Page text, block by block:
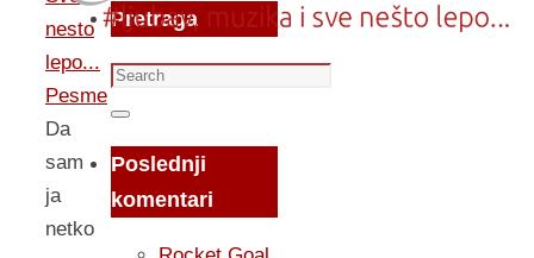
nesto
lepo...
Pesme
Da
sam
ja
netko
Pretraga
Search
for:
Search
Poslednji
komentari